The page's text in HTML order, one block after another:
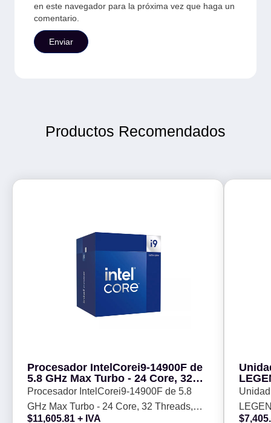
en este navegador para la próxima vez que haga un
comentario.
Productos Recomendados
Procesador IntelCorei9-14900F de
5.8 GHz Max Turbo - 24 Core, 32
Threads, 36Mb Cache incluye
DISIPADOR requiere Gráficos
MOTHERBOARD LGA 1700
Procesador IntelCorei9-14900F de 5.8
GHz Max Turbo - 24 Core, 32 Threads,
$11,605.81 + IVA
x4
400/
$